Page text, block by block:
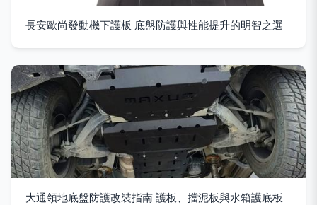
長安歐尚發動機下護板 底盤防護與性能提升的明智之選
大通領地底盤防護改裝指南 護板、擋泥板與水箱護底板